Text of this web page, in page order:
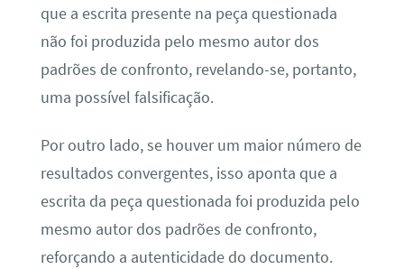
que a escrita presente na peça questionada
não foi produzida pelo mesmo autor dos
padrões de confronto, revelando-se, portanto,
uma possível falsificação.
Por outro lado, se houver um maior número de
resultados convergentes, isso aponta que a
escrita da peça questionada foi produzida pelo
mesmo autor dos padrões de confronto,
reforçando a autenticidade do documento.